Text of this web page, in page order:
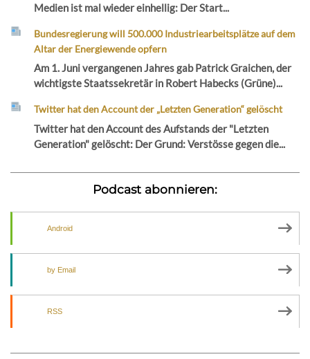
Medien ist mal wieder einhellig: Der Start...
Bundesregierung will 500.000 Industriearbeitsplätze auf dem
Altar der Energiewende opfern
Am 1. Juni vergangenen Jahres gab Patrick Graichen, der
wichtigste Staatssekretär in Robert Habecks (Grüne)...
Twitter hat den Account der „Letzten Generation“ gelöscht
Twitter hat den Account des Aufstands der "Letzten
Generation" gelöscht: Der Grund: Verstösse gegen die...
Podcast abonnieren:
Android
by Email
RSS